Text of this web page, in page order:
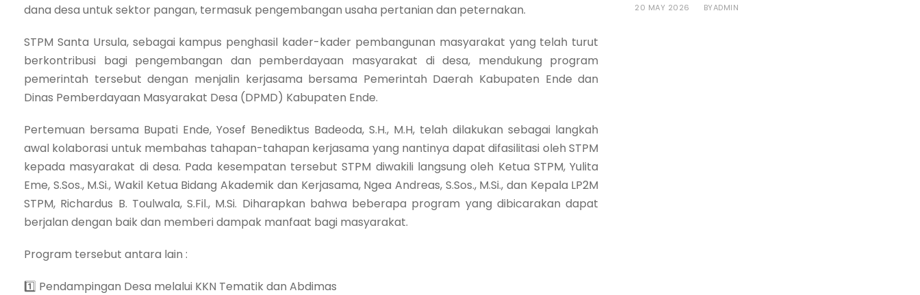
dana desa untuk sektor pangan, termasuk pengembangan usaha pertanian dan peternakan.
STPM Santa Ursula, sebagai kampus penghasil kader-kader pembangunan masyarakat yang telah turut
berkontribusi bagi pengembangan dan pemberdayaan masyarakat di desa, mendukung program
pemerintah tersebut dengan menjalin kerjasama bersama Pemerintah Daerah Kabupaten Ende dan
Dinas Pemberdayaan Masyarakat Desa (DPMD) Kabupaten Ende.
Pertemuan bersama Bupati Ende, Yosef Benediktus Badeoda, S.H., M.H, telah dilakukan sebagai langkah
awal kolaborasi untuk membahas tahapan-tahapan kerjasama yang nantinya dapat difasilitasi oleh STPM
kepada masyarakat di desa. Pada kesempatan tersebut STPM diwakili langsung oleh Ketua STPM, Yulita
Eme, S.Sos., M.Si., Wakil Ketua Bidang Akademik dan Kerjasama, Ngea Andreas, S.Sos., M.Si., dan Kepala LP2M
STPM, Richardus B. Toulwala, S.Fil., M.Si. Diharapkan bahwa beberapa program yang dibicarakan dapat
berjalan dengan baik dan memberi dampak manfaat bagi masyarakat.
Program tersebut antara lain :
1️⃣ Pendampingan Desa melalui KKN Tematik dan Abdimas
20 MAY 2026 BYADMIN